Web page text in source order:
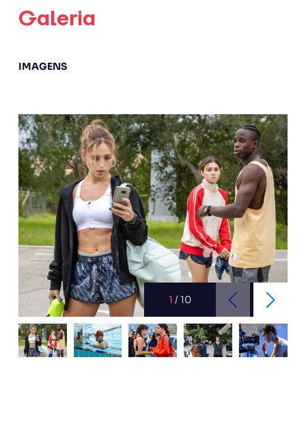
Galeria
IMAGENS
1 /10